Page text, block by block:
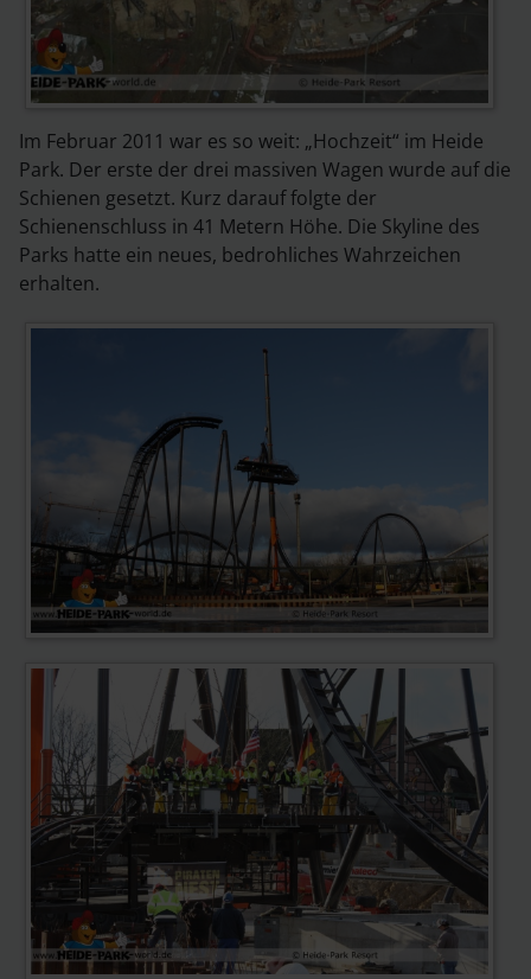
Im Februar 2011 war es so weit: „Hochzeit“ im Heide
Park. Der erste der drei massiven Wagen wurde auf die
Schienen gesetzt. Kurz darauf folgte der
Schienenschluss in 41 Metern Höhe. Die Skyline des
Parks hatte ein neues, bedrohliches Wahrzeichen
erhalten.